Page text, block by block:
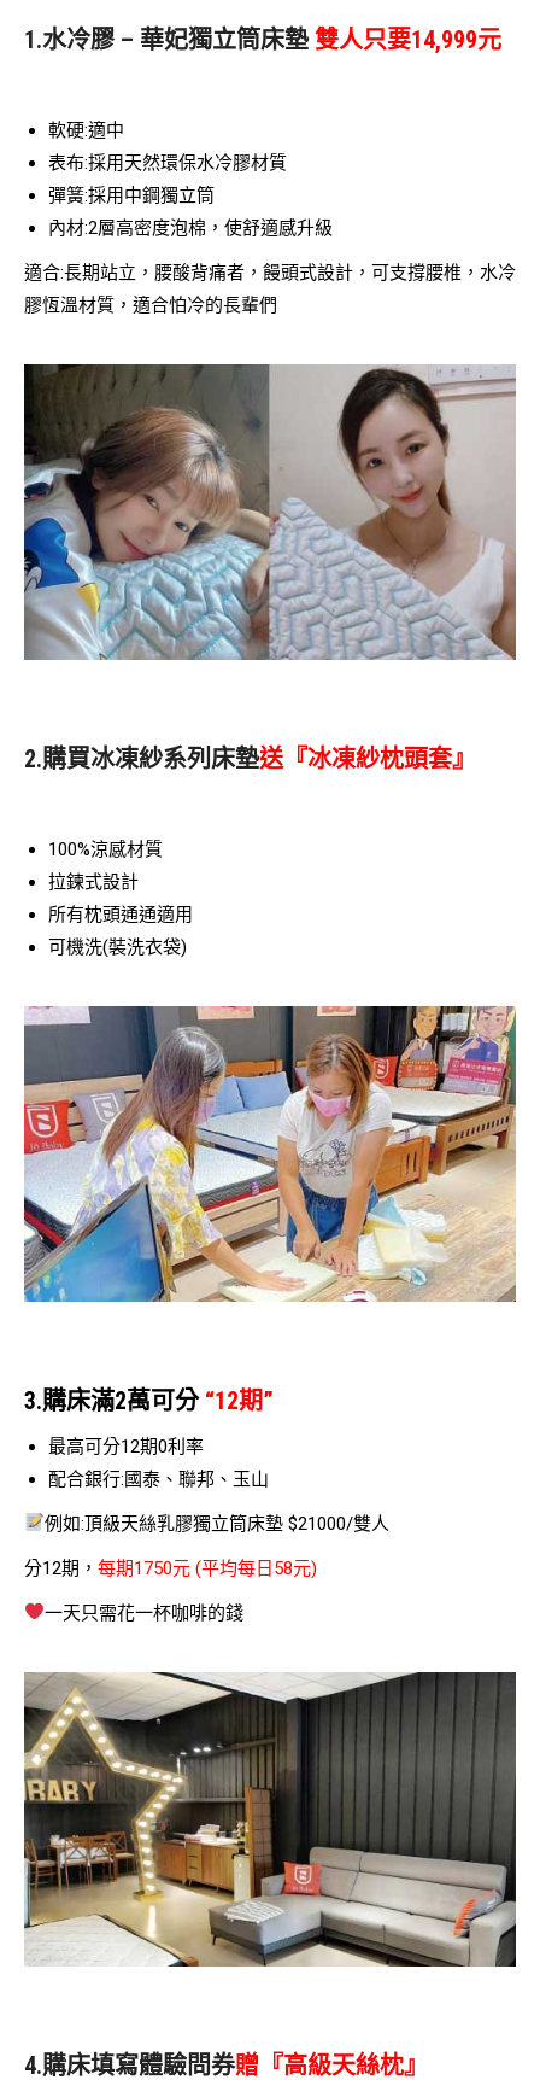
1.水冷膠 – 華妃獨立筒床墊雙人只要14,999元
軟硬:適中
表布:採用天然環保水冷膠材質
彈簧:採用中鋼獨立筒
內材:2層高密度泡棉，使舒適感升級
適合:長期站立，腰酸背痛者，饅頭式設計，可支撐腰椎，水冷
膠恆溫材質，適合怕冷的長輩們
2.購買冰凍紗系列床墊送 『冰凍紗枕頭套』
100%涼感材質
拉鍊式設計
所有枕頭通通適用
可機洗(裝洗衣袋)
3.購床滿2萬可分 “12期”
最高可分12期0利率
配合銀行:國泰、聯邦、玉山
例如:頂級天絲乳膠獨立筒床墊 $21000/雙人
分12期， 每期1750元 (平均每日58元)
一天只需花一杯咖啡的錢
4.購床填寫體驗問券贈『高級天絲枕』